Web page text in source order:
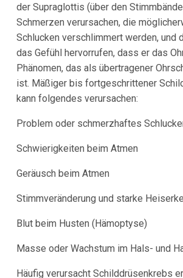
der Supraglottis (über den
Schmerzen verursachen, die
Schlucken verschlimmert werden, und
das Gefühl hervorrufen, dass er das
Phänomen, das als übertragener
ist. Mäßiger bis fortgeschrittener
kann folgendes verursachen:
Problem oder schmerzhaftes
Schwierigkeiten beim Atmen
Geräusch beim Atmen
Stimmveränderung und starke
Blut beim Husten (Hämoptyse)
Masse oder Wachstum im Hals- und
Häufig verursacht Schilddrüsenkrebs